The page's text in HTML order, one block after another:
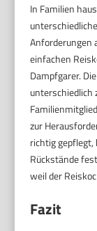
In Familien
Anforderungen
einfachen
Dampfgarer.
unterschiedlich
zur
richtig
Rückstände
weil der
Fazit